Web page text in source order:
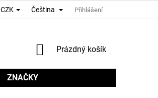
CZK Čeština Přihlášení
NÁKUPNÍ
Prázdný košík
ZNAČKY